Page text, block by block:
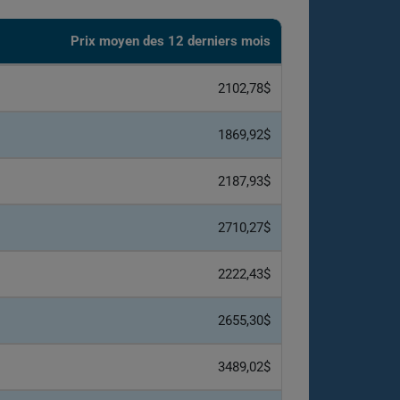
Prix ​​moyen des 12 derniers mois
2102,78$
1869,92$
2187,93$
2710,27$
2222,43$
2655,30$
3489,02$